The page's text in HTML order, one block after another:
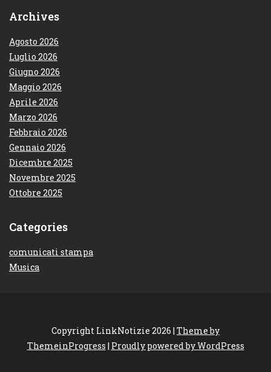
Archives
Agosto 2026
Luglio 2026
Giugno 2026
Maggio 2026
Aprile 2026
Marzo 2026
Febbraio 2026
Gennaio 2026
Dicembre 2025
Novembre 2025
Ottobre 2025
Categories
comunicati stampa
Musica
Copyright LinkNotizie 2026 | Theme by
ThemeinProgress | Proudly powered by WordPress